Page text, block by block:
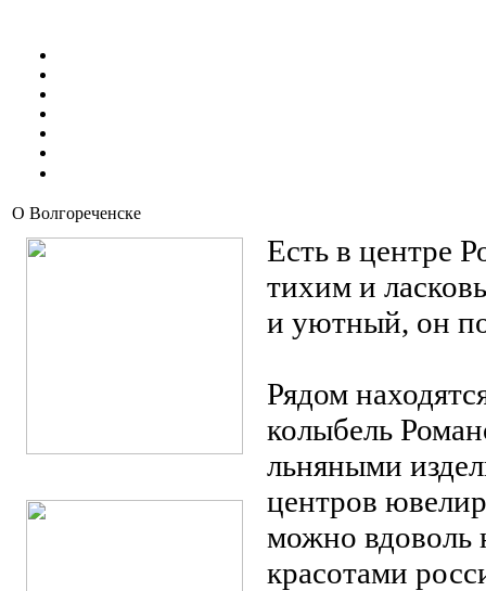
О Волгореченске
Есть в центре
тихим и
и уютный, он
Рядом
колыбель
льняными
центров
можно вдоволь
красотами